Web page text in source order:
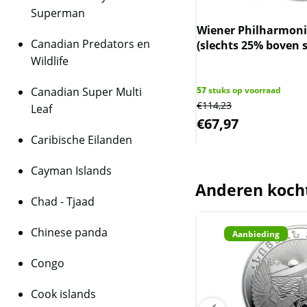
daarmee niet
zijn de munten
BTW
Dit product wordt
houdt in dat wij btw
is inclusief btw
oplage) (slechts 17.5%
spot)
op voorraad
Wiener
(slechts 25% boven
57stuks op voorraad
€114,23
€67,97
Anderen
Aanbieding
Superman
Canadian Predators en
Wildlife
Canadian Super Multi
Leaf
Caribische Eilanden
Cayman Islands
Chad - Tjaad
Chinese panda
Congo
Cook islands